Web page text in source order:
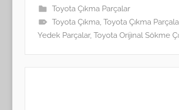
l
s
A
p
p
e
dI
n
gr
a
m
k.
c
o
n
g
er
Toyota Çıkma Parçalar
Toyota Çıkma Toyota Çıkma
Yedek Parçalar, Toyota Orijinal Sökme